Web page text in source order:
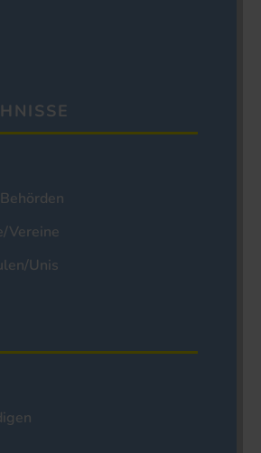
Vereine
Unis